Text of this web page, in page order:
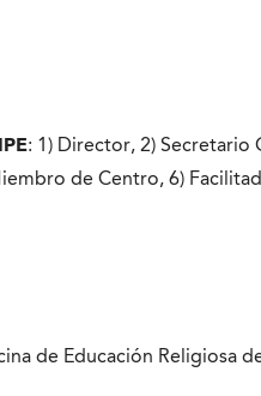
: 1) Director, 2) Secretario
de Centro, 6)
de Educación Religiosa